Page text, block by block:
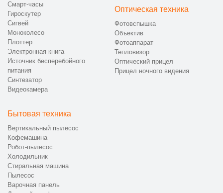
Смарт-часы
Гироскутер
Сигвей
Моноколесо
Плоттер
Электронная книга
Источник бесперебойного
питания
Синтезатор
Видеокамера
Оптическая техника
Фотовспышка
Объектив
Фотоаппарат
Тепловизор
Оптический прицел
Прицел ночного видения
Бытовая техника
Вертикальный пылесос
Кофемашина
Робот-пылесос
Холодильник
Стиральная машина
Пылесос
Варочная панель